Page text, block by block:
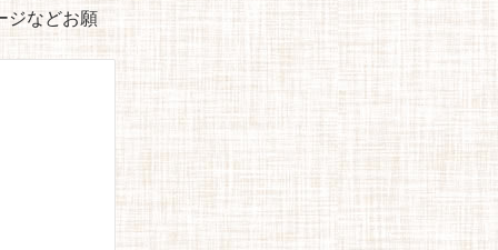
ジなどお願